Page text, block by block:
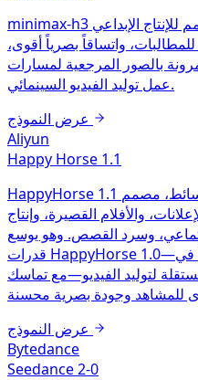
minimax-h3 هو نموذج جديد لتوليد الفيديو مصمم للإنتاج الإبداعي
واتساقاً بصرياً أقوى،
بالصور المرجعية لمسارات
عمل توليد الفيديو السينمائي.
عرض النموذج
Aliyun
Happy Horse 1.1
HappyHorse 1.1 هو نموذج توليد فيديو متعدد الوسائط، مصمم
والأفلام القصيرة، وإنتاج
وسرد القصص. وهو يوسع
قدرات HappyHorse 1.0—الذي حظي باهتمام كبير بعد أن حلّ في
لتوليد الفيديو—مع تماسك
عرض النموذج
Bytedance
Seedance 2-0